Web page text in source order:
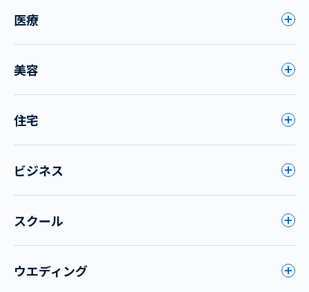
医療
美容
住宅
ビジネス
スクール
ウエディング